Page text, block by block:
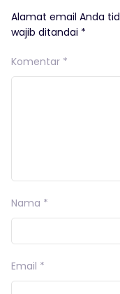
Alamat email Anda
wajib ditandai *
Komentar *
Nama *
Email *